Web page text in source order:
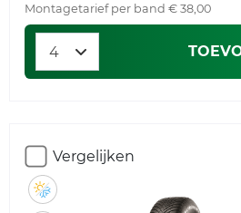
Montagetarief per band € 38,00
Vergelijken